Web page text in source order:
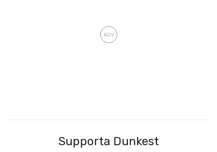
Supporta Dunkest